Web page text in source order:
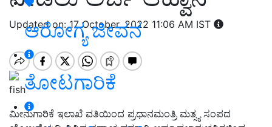
ಆರೋಗ್ಯ ಜೀವನ
ತೋಟಗಾರಿಕೆ
Updated on: 17 October, 2022 11:06 AM IST
fish
ಮೀನುಗಾರಿಕೆ ಇಲಾಖೆ ವತಿಯಿಂದ ಪ್ರಧಾನಮಂತ್ರಿ ಮತ್ಸ್ಯ ಸಂಪದ